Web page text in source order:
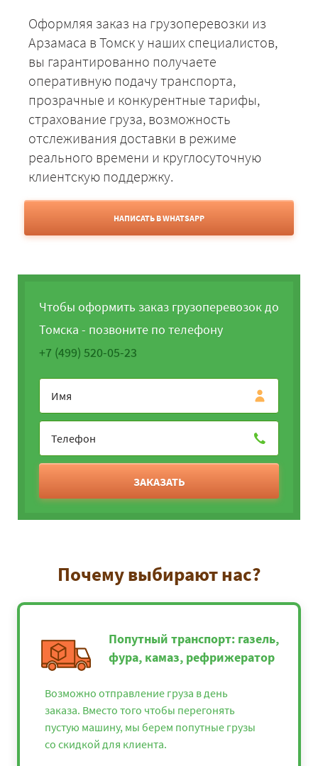
Оформляя заказ на грузоперевозки из
Арзамаса в Томск у наших специалистов,
вы гарантированно получаете
оперативную подачу транспорта,
прозрачные и конкурентные тарифы,
страхование груза, возможность
отслеживания доставки в режиме
реального времени и круглосуточную
клиентскую поддержку.
НАПИСАТЬ В WHATSAPP
Чтобы оформить заказ грузоперевозок до
Томска - позвоните по телефону
+7 (499) 520-05-23
ЗАКАЗАТЬ
Почему выбирают нас?
Попутный транспорт: газель,
фура, камаз, рефрижератор
Возможно отправление груза в день
заказа. Вместо того чтобы перегонять
пустую машину, мы берем попутные грузы
со скидкой для клиента.